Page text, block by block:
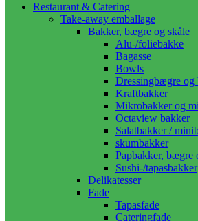
Restaurant & Catering
Take-away emballage
Bakker, bægre og skåle
Alu-/foliebakke
Bagasse
Bowls
Dressingbægre og
Kraftbakker
Mikrobakker og
Octaview bakker
Salatbakker /
skumbakker
Papbakker, bægre
Sushi-/tapasbakker
Delikatesser
Fade
Tapasfade
Cateringfade